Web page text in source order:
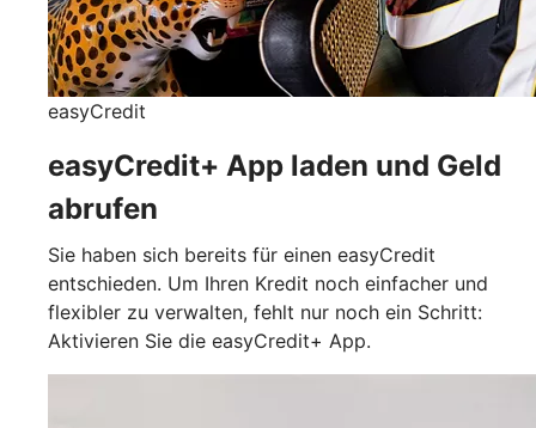
easyCredit
easyCredit+ App laden und Geld
abrufen
Sie haben sich bereits für einen easyCredit
entschieden. Um Ihren Kredit noch einfacher und
flexibler zu verwalten, fehlt nur noch ein Schritt:
Aktivieren Sie die easyCredit+ App.